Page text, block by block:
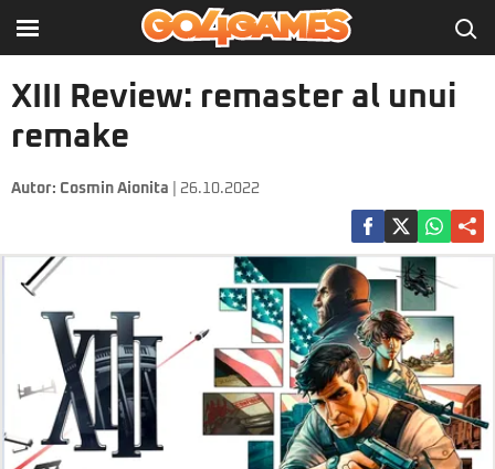
XIII Review: remaster al unui
remake
Autor: Cosmin Aionita | 26.10.2022